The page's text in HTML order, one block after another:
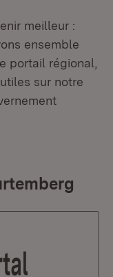
meilleur :
ensemble
portail régional,
sur notre